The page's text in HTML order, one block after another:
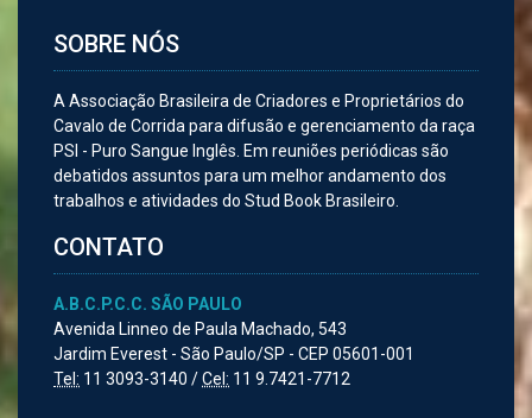
SOBRE NÓS
A Associação Brasileira de Criadores e Proprietários do
Cavalo de Corrida para difusão e gerenciamento da raça
PSI - Puro Sangue Inglês. Em reuniões periódicas são
debatidos assuntos para um melhor andamento dos
trabalhos e atividades do Stud Book Brasileiro.
CONTATO
A.B.C.P.C.C. SÃO PAULO
Avenida Linneo de Paula Machado, 543
Jardim Everest - São Paulo/SP - CEP 05601-001
Tel: 11 3093-3140 /Cel: 11 9.7421-7712